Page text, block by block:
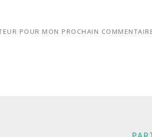
POUR MON PROCHAIN